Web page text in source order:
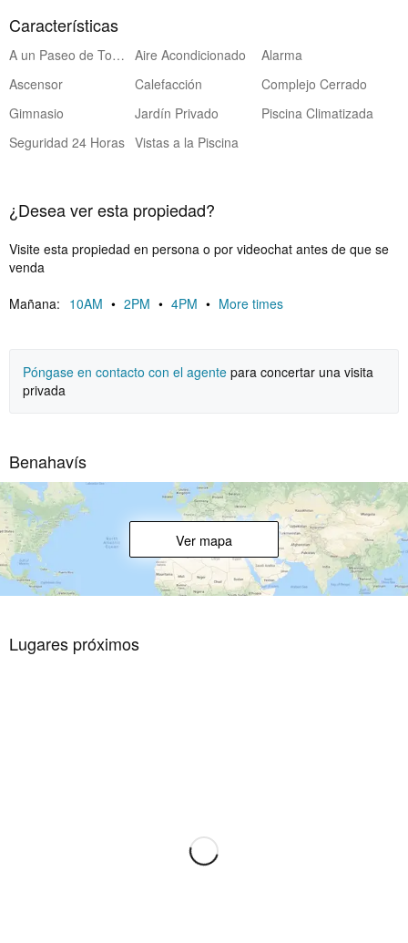
sótano.
Las instalaciones comunitarias son igualmente impresionantes, con
tres piscinas exteriores rodeadas de jardines maduros, una pista
de pádel, un gimnasio totalmente equipado con vestuarios y
saunas, y una piscina cubierta climatizada. Esta propiedad goza de
una ubicación privilegiada en el codiciado Triángulo de Oro, a
pocos pasos del pintoresco encanto andaluz de Estepona y del
clubes de playa y boutiques de lujo, creando un estilo de vida de
Características
A un Paseo de Todos Servicios Aire Acondicionado
Alarma
Ascensor
Calefacción
Complejo Cerrado
Gimnasio
Jardín Privado
Piscina Climatizada
Seguridad 24 Horas Vistas a la Piscina
¿Desea ver esta propiedad?
Visite esta propiedad en persona o por videochat antes de que se
venda
Mañana: 10AM • 2PM • 4PM • More times
Póngase en contacto con el agente para concertar una visita
privada
Benahavís
Ver mapa
Lugares próximos